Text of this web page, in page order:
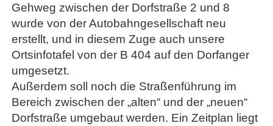
Gehweg zwischen der Dorfstraße 2 und 8
wurde von der Autobahngesellschaft neu
erstellt, und in diesem Zuge auch unsere
Ortsinfotafel von der B 404 auf den Dorfanger
umgesetzt.
Außerdem soll noch die Straßenführung im
Bereich zwischen der „alten“ und der „neuen“
Dorfstraße umgebaut werden. Ein Zeitplan liegt